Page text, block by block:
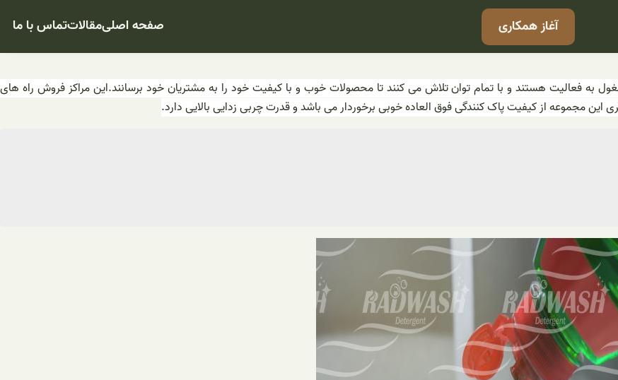
آغاز همکاری صفحه اصلیمقالاتتماس با ما
کشور امروزه مشغول به فعالیت هستند و با تمام توان تلاش می کنند تا محصولات خوب و با کیفیت خود را به مشتریان خود برسانند.این مراکز فروش راه های